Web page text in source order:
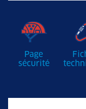
Page
sécurité